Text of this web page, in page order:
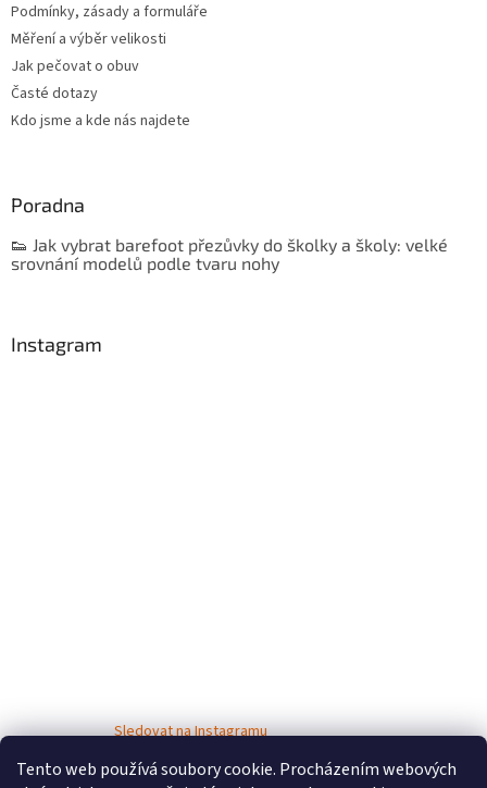
Tento web používá soubory cookie. Procházením webových
Podmínky, zásady a formuláře
Měření a výběr velikosti
Jak pečovat o obuv
Časté dotazy
Kdo jsme a kde nás najdete
Poradna
👟 Jak vybrat barefoot přezůvky do školky a školy: velké
srovnání modelů podle tvaru nohy
Instagram
Sledovat na Instagramu